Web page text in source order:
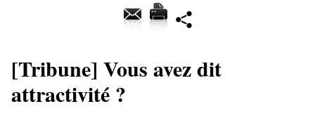
[Tribune] Vous avez dit
attractivité ?